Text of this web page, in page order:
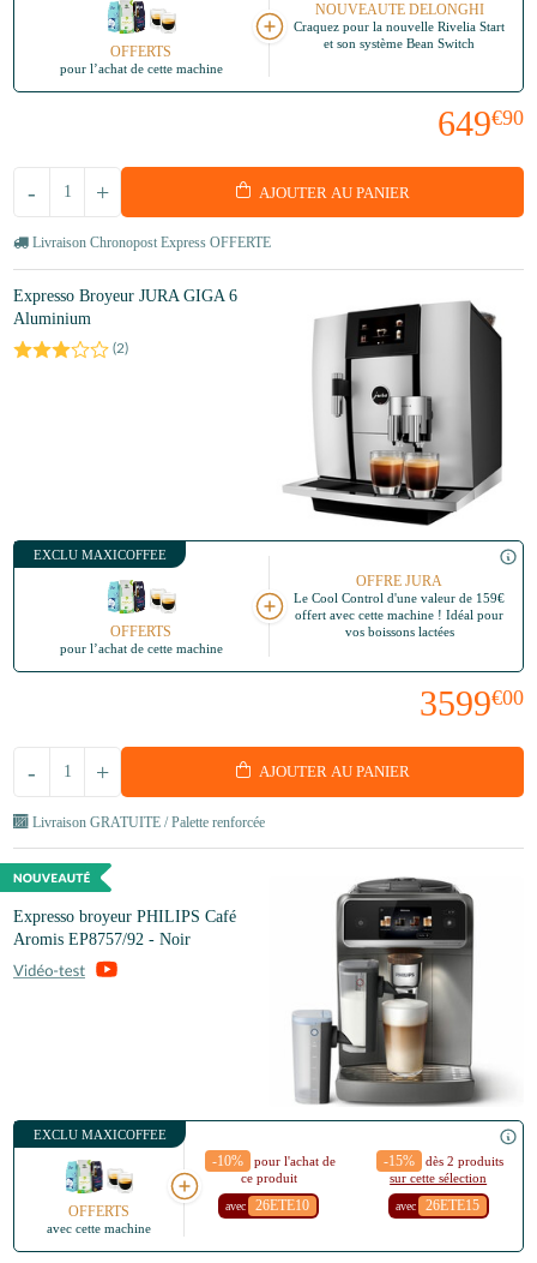
OFFERTS
pour l’achat de cette machine
NOUVEAUTE DELONGHI
Craquez pour la nouvelle Rivelia Start
et son système Bean Switch
649€90
+
- AJOUTER AU PANIER
Livraison Chronopost Express OFFERTE
Expresso Broyeur JURA GIGA 6
Aluminium
(2)
EXCLU MAXICOFFEE
OFFERTS
pour l’achat de cette machine
OFFRE JURA
Le Cool Control d'une valeur de 159€
offert avec cette machine !Idéal pour
vos boissons lactées
3599€00
+
- AJOUTER AU PANIER
Livraison GRATUITE / Palette renforcée
Expresso broyeur PHILIPS Café
Aromis EP8757/92 - Noir
EXCLU MAXICOFFEE
OFFERTS
avec cette machine
-10%
pour l'achat de
ce produit
avec 26ETE10
-15%
dès 2 produits
sur cette sélection
avec 26ETE15